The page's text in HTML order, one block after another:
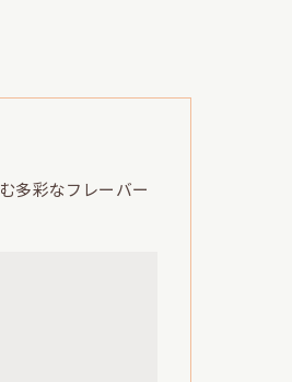
多彩なフレーバー